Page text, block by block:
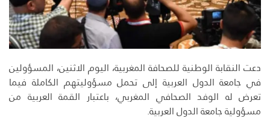
دعت النقابة الوطنية للصحافة المغربية، اليوم الاثنين، المسؤولين
في جامعة الدول العربية إلى تحمل مسؤوليتهم الكاملة فيما
تعرض له الوفد الصحافي المغربي، باعتبار القمة العربية من
مسؤولية جامعة الدول العربية.